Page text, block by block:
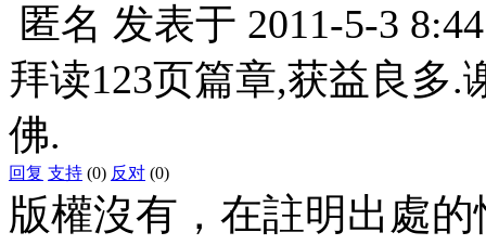
匿名 发表于 2011-5-3
拜读123页篇章,获益良多
佛.
回复 支持 (0) 反对 (0)
版權沒有，在註明出處